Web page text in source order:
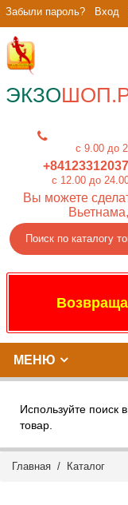
Забыли пароль? Вход
ЭКЗО
c 9.00
c 12.00 до
Вы можете
МЕНЮ
Используйте поиск
товар.
Главная / Каталог